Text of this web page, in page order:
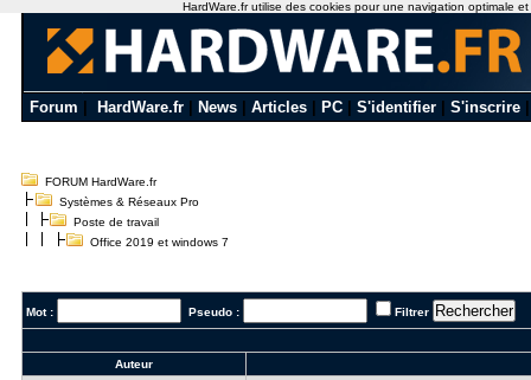
Forum HardWare.fr News Articles PC S'identifier S'inscrire
FORUM HardWare.fr
Systèmes & Réseaux Pro
Poste de travail
Office 2019 et windows 7
Mot : Pseudo : Filtrer
Auteur
HardWare.fr utilise des cookies pour une navigation optimale